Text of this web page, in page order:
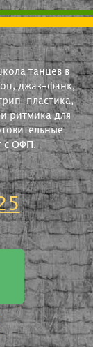
танцев в
джаз-фанк,
пластика,
ритмика для
с ОФП.